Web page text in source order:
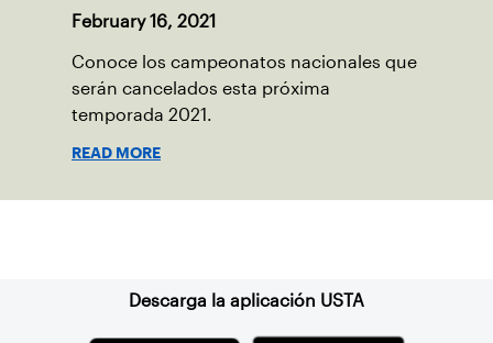
February 16, 2021
Conoce los campeonatos nacionales que
serán cancelados esta próxima
temporada 2021.
READ MORE
Descarga la aplicación USTA